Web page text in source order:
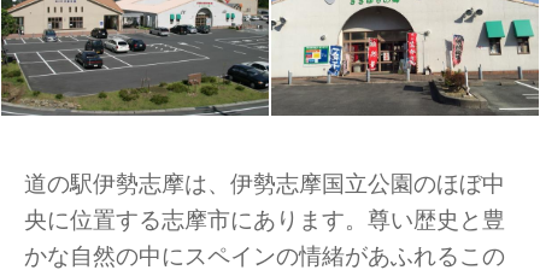
道の駅伊勢志摩は、伊勢志摩国立公園のほぼ中
央に位置する志摩市にあります。尊い歴史と豊
かな自然の中にスペインの情緒があふれるこの